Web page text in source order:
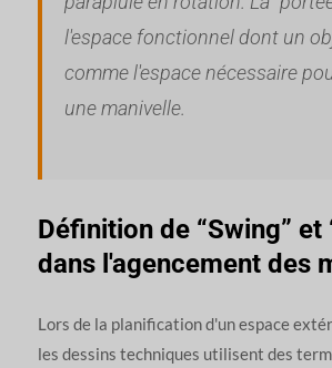
l'espace fonctionnel dont un
comme l'espace nécessaire
une manivelle.
Définition de “Swing” et
dans l'agencement des
Lors de la planification d'un espace
les dessins techniques utilisent des